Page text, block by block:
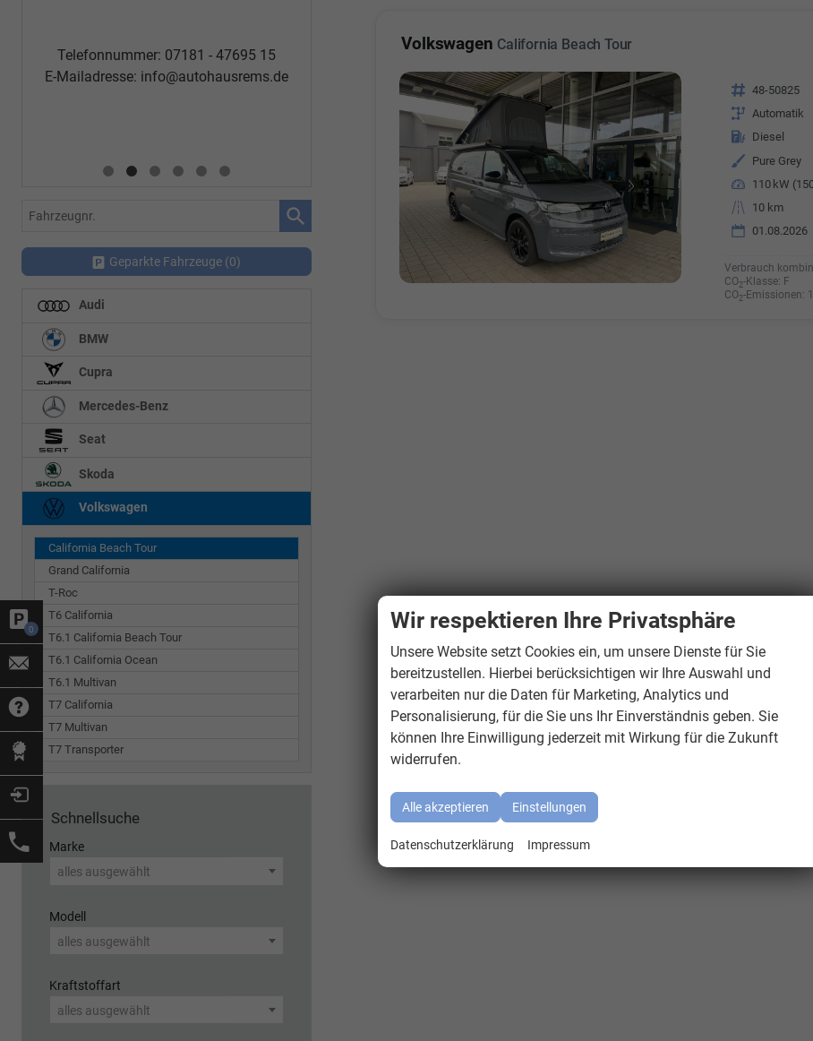
0
Volkswagen California Beach Tour
Fahrzeugnr. 48-50825
Getriebe Automatik
Kraftstoff Diesel
Außenfarbe Pure Grey
Leistung 110 kW
Kilometerstand
10 km
01.08.2026
Verbrauch
CO2-Klasse: F
CO2-Emissionen:
Telefonnummer: 07181 - 47695 15
E-Mailadresse: info@autohausrems.de
Telefonnummer: 07181 - 47695 15
E-Mailadresse:info@autohausrems.de
E-Mailadresse:
Fahrzeugnr.
Geparkte Fahrzeuge (0)
Audi
BMW
Cupra
Mercedes-Benz
Seat
Skoda
Volkswagen
California Beach Tour
Grand California
T-Roc
T6 California
T6.1 California Beach Tour
T6.1 California Ocean
T6.1 Multivan
T7 California
T7 Multivan
T7 Transporter
Schnellsuche
Marke
alles ausgewählt
Modell
alles ausgewählt
Kraftstoffart
alles ausgewählt
Wir respektieren Ihre Privatsphäre
Unsere Website setzt Cookies ein, um unsere Dienste für Sie
bereitzustellen. Hierbei berücksichtigen wir Ihre Auswahl und
verarbeiten nur die Daten für Marketing, Analytics und
Personalisierung, für die Sie uns Ihr Einverständnis geben. Sie
können Ihre Einwilligung jederzeit mit Wirkung für die Zukunft
widerrufen.
Alle akzeptieren Einstellungen
Datenschutzerklärung Impressum